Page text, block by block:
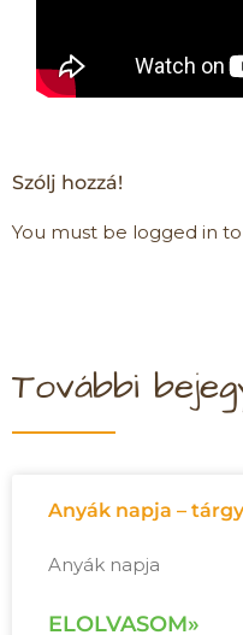
Szólj hozzá!
You must be logged in
További
Anyák napja –
Anyák napja
ELOLVASOM»